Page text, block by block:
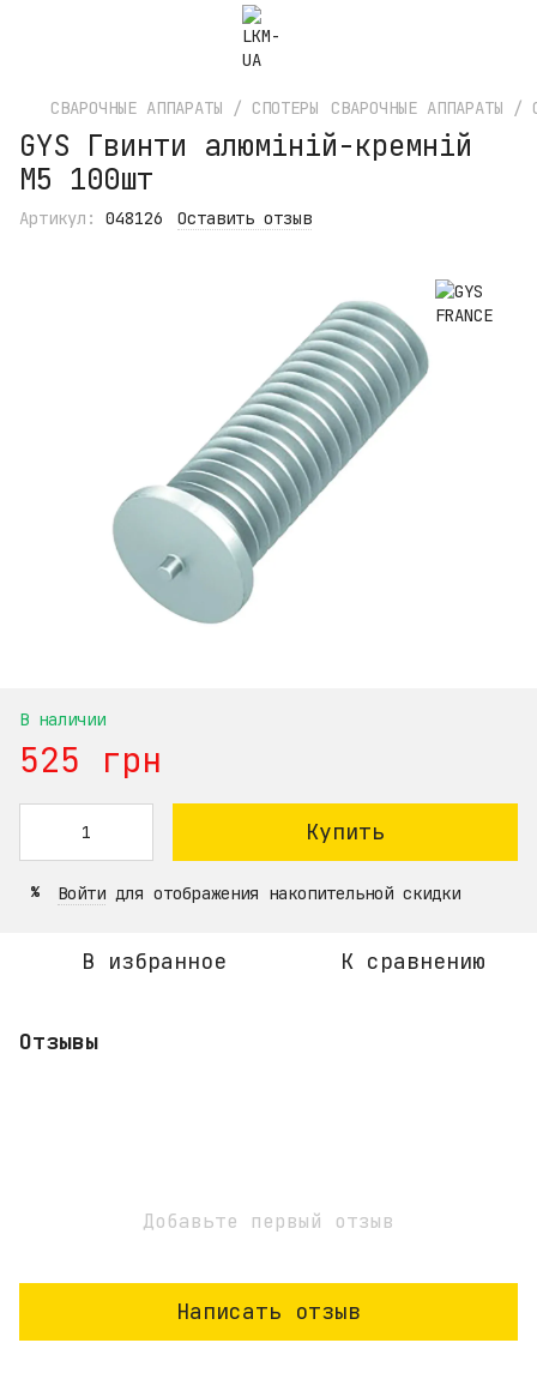
СВАРОЧНЫЕ АППАРАТЫ / СПОТЕРЫ СВАРОЧНЫЕ АППАРАТЫ /
GYS Гвинти алюміній-кремній
M5 100шт
Артикул: 048126 Оставить отзыв
В наличии
525 грн
Купить
% Войти для отображения накопительной скидки
В избранное К сравнению
Отзывы
Добавьте первый отзыв
Написать отзыв